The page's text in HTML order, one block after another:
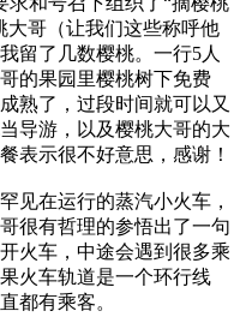
大哥（让我们这些称呼他
留了几数樱桃。一行5人
的果园里樱桃树下免费
熟了，过段时间就可以又
导游，以及樱桃大哥的大
表示很不好意思，感谢！
在运行的蒸汽小火车，
很有哲理的参悟出了一句
火车，中途会遇到很多乘
火车轨道是一个环行线
都有乘客。